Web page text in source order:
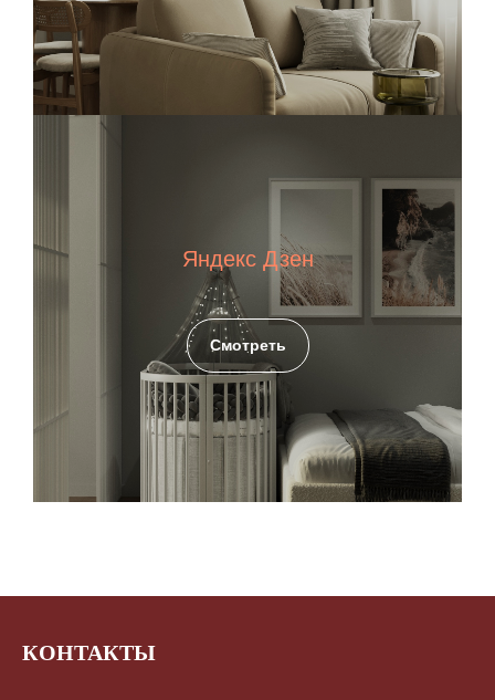
Яндекс Дзен
Смотреть
КОНТАКТЫ